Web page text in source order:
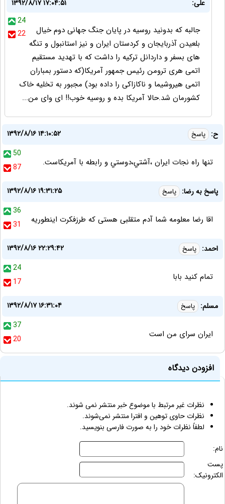
علی:
۱۳۹۲/۸/۱۷ ۱۷:۰۴:۵۱
24
22
جالبه که بدونید روسیه در پایان جنگ جهانی دوم خیال
بلعیدن آذربایجان و کردستان ایران و نیز استانبول و تنگه
های بسفر و داردانل ترکیه را داشت که با تهدید مستقیم
اتمی هری ترومن رئیس جمهور آمریکا(که دستور بمباران
اتمی هیروشیما و ناکازاکی را داده بود) مجبور به تخلیه خاک
کشورمان شد.حالا آمریکا بده و روسیه خوب!! ای وای من...
ح: پاسخ
۱۳۹۲/۸/۱۶ ۱۴:۱۰:۵۲
50
87
تنها راه نجات ايران ،آشتي،دوستي و رابطه با آمريکاست.
پاسخ به رضا: پاسخ
۱۳۹۲/۸/۱۶ ۱۹:۳۱:۲۵
36
31
اقا رضا معلومه شما آدم متقلبی هستی که طرزفکرت اینطوریه
احمد: پاسخ
۱۳۹۲/۸/۱۶ ۲۲:۲۹:۴۲
24
17
تمام کنيد بابا
مسلم: پاسخ
۱۳۹۲/۸/۱۷ ۱۶:۳۱:۰۴
37
20
ایران سرای من است
افزودن دیدگاه
نظرات غیر مرتبط با موضوع خبر منتشر نمی شوند.
نظرات حاوی توهین و افترا منتشر نمی‌شوند.
لطفاً نظرات خود را به صورت فارسی بنویسید.
نام:
پست
الکترونیک: